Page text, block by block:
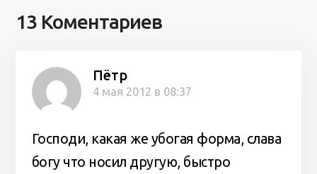
13 Коментариев
Пётр
4 мая 2012 в 08:37
Господи, какая же убогая форма, слава
богу что носил другую, быстро